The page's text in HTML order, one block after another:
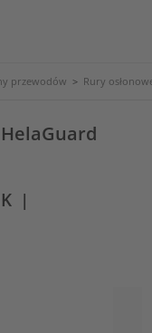
przewodów > Rury
|